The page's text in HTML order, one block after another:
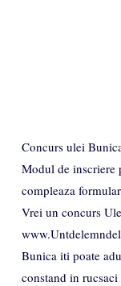
Concurs ulei
Modul de inscriere
compleaza
Vrei un concurs
Bunica iti poate
constand in